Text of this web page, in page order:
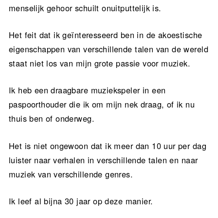
menselijk gehoor schuilt onuitputtelijk is.
Het feit dat ik geïnteresseerd ben in de akoestische
eigenschappen van verschillende talen van de wereld
staat niet los van mijn grote passie voor muziek.
Ik heb een draagbare muziekspeler in een
paspoorthouder die ik om mijn nek draag, of ik nu
thuis ben of onderweg.
Het is niet ongewoon dat ik meer dan 10 uur per dag
luister naar verhalen in verschillende talen en naar
muziek van verschillende genres.
Ik leef al bijna 30 jaar op deze manier.